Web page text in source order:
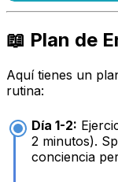
📖 Plan de
Aquí tienes un
rutina:
Día 1-2:
2 minutos).
conciencia